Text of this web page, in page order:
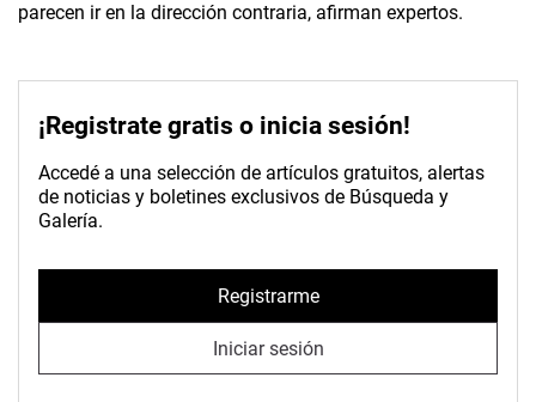
parecen ir en la dirección contraria, afirman expertos.
¡Registrate gratis o inicia sesión!
Accedé a una selección de artículos gratuitos, alertas
de noticias y boletines exclusivos de Búsqueda y
Galería.
Registrarme
Iniciar sesión